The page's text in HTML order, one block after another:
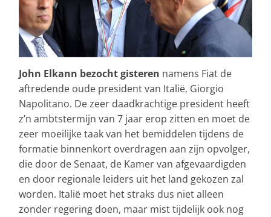
John Elkann bezocht gisteren namens Fiat de
aftredende oude president van Italië, Giorgio
Napolitano. De zeer daadkrachtige president heeft
z’n ambtstermijn van 7 jaar erop zitten en moet de
zeer moeilijke taak van het bemiddelen tijdens de
formatie binnenkort overdragen aan zijn opvolger,
die door de Senaat, de Kamer van afgevaardigden
en door regionale leiders uit het land gekozen zal
worden. Italië moet het straks dus niet alleen
zonder regering doen, maar mist tijdelijk ook nog